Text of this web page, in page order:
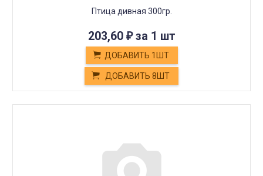
Птица дивная 300гр.
203,60 ₽за 1 шт
ДОБАВИТЬ 1ШТ
ДОБАВИТЬ 8ШТ